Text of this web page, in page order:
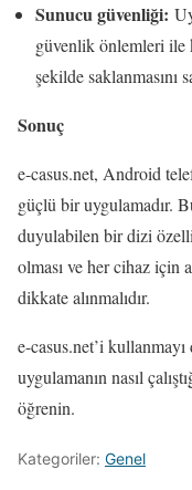
Sunucu güvenliği:
güvenlik önlemleri
şekilde saklanmasını
Sonuç
e-casus.net, Android
güçlü bir uygulamadır.
duyulabilen bir dizi
olması ve her cihaz için
dikkate alınmalıdır.
e-casus.net’i
uygulamanın nasıl
öğrenin.
Kategoriler: Genel